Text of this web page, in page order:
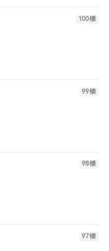
100楼
99楼
98楼
97楼